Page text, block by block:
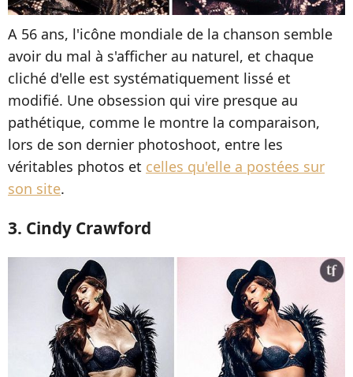
A 56 ans, l'icône mondiale de la chanson semble
avoir du mal à s'afficher au naturel, et chaque
cliché d'elle est systématiquement lissé et
modifié. Une obsession qui vire presque au
pathétique, comme le montre la comparaison,
lors de son dernier photoshoot, entre les
véritables photos et celles qu'elle a postées sur
son site.
3. Cindy Crawford